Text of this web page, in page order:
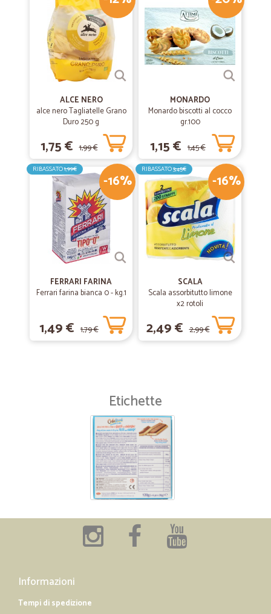
ALCE NERO
alce nero Tagliatelle Grano
Duro 250 g
1,75 € 1,99 €
MONARDO
Monardo biscotti al cocco
gr.100
1,15 € 1,45 €
-16%
RIBASSATO1,99€
FERRARI FARINA
Ferrari farina bianca 0 - kg.1
1,49 € 1,79 €
-16%
RIBASSATO3,45€
SCALA
Scala assorbitutto limone
x2 rotoli
2,49 € 2,99 €
Etichette
Informazioni
Tempi di spedizione